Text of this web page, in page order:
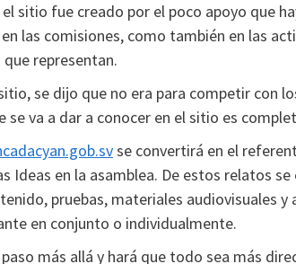
sitio fue creado por el poco apoyo que
las comisiones, como también en las
representan.
se dijo que no era para competir con
se va a dar a conocer en el sitio es
se convertirá en el
Ideas en la asamblea. De estos relatos
pruebas, materiales audiovisuales
en conjunto o individualmente.
más allá y hará que todo sea más